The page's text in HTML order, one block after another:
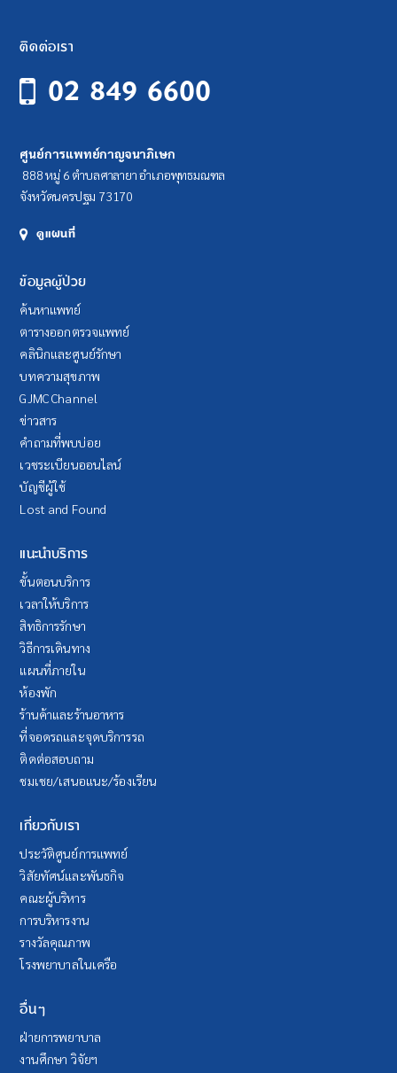
ติดต่อเรา
02 849 6600
ศูนย์การแพทย์กาญจนาภิเษก
888 หมู่ 6 ตำบลศาลายา อำเภอพุทธมณฑล
จังหวัดนครปฐม 73170
ดูแผนที่
ข้อมูลผู้ป่วย
ค้นหาแพทย์
ตารางออกตรวจแพทย์
คลินิกและศูนย์รักษา
บทความสุขภาพ
GJMC Channel
ข่าวสาร
คำถามที่พบบ่อย
เวชระเบียนออนไลน์
บัญชีผู้ใช้
Lost and Found
แนะนำบริการ
ขั้นตอนบริการ
เวลาให้บริการ
สิทธิการรักษา
วิธีการเดินทาง
แผนที่ภายใน
ห้องพัก
ร้านค้าและร้านอาหาร
ที่จอดรถและจุดบริการรถ
ติดต่อสอบถาม
ชมเชย/เสนอแนะ/ร้องเรียน
เกี่ยวกับเรา
ประวัติศูนย์การแพทย์
วิสัยทัศน์และพันธกิจ
คณะผู้บริหาร
การบริหารงาน
รางวัลคุณภาพ
โรงพยาบาลในเครือ
อื่นๆ
ฝ่ายการพยาบาล
งานศึกษา วิจัยฯ